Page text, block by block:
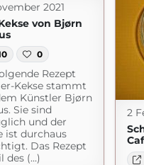
2021
von Bjørn
0
Rezept
Kekse stammt
Künstler Bjørn
Sie sind
und der
ist durchaus
Das Rezept
des (...)
2